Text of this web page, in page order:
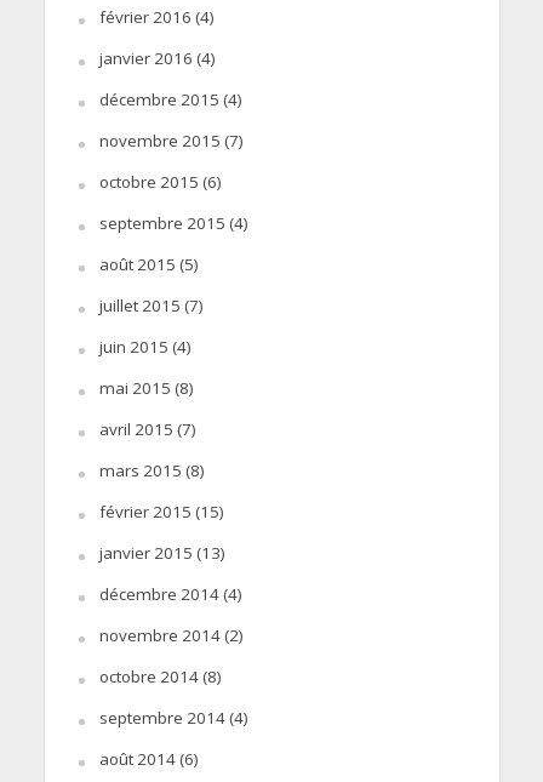
février 2016 (4)
janvier 2016 (4)
décembre 2015 (4)
novembre 2015 (7)
octobre 2015 (6)
septembre 2015 (4)
août 2015 (5)
juillet 2015 (7)
juin 2015 (4)
mai 2015 (8)
avril 2015 (7)
mars 2015 (8)
février 2015 (15)
janvier 2015 (13)
décembre 2014(4)
novembre 2014(2)
octobre 2014(8)
septembre 2014(4)
août 2014(6)